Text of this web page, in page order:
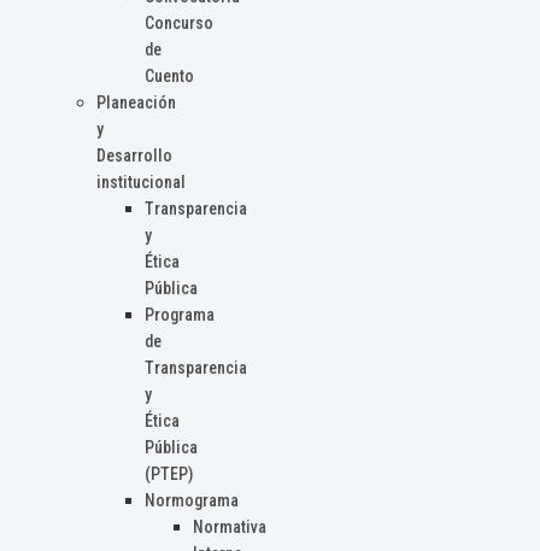
Concurso
de
Cuento
Planeación
y
Desarrollo
institucional
Transparencia
y
Ética
Pública
Programa
de
Transparencia
y
Ética
Pública
(PTEP)
Normograma
Normativa